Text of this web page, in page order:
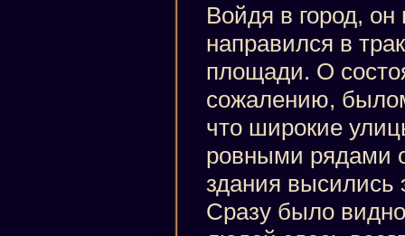
Войдя в город,
направился в
площади. О
сожалению,
что широкие
ровными рядами
здания высились
Сразу было